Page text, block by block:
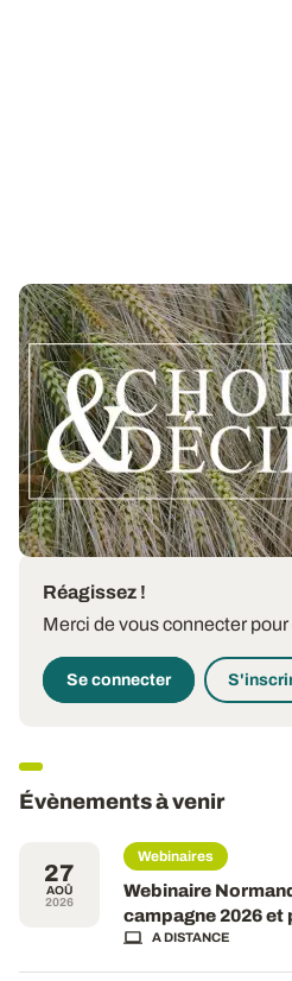
Conduite des orges
réussir ses interventions
Retrouvez les préconisations
azotée et de protection des
12 DÉC. 2025
Réagissez !
Merci de vous connecter
Se connecter
Évènements à venir
27
AOÛ
2026
Webinaires
Webinaire
campagne 2026
A DISTANCE